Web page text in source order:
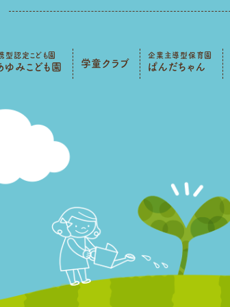
型認定こども園
ゆみこども園 学童クラブ
企業主導型保育園
ぱんだちゃん